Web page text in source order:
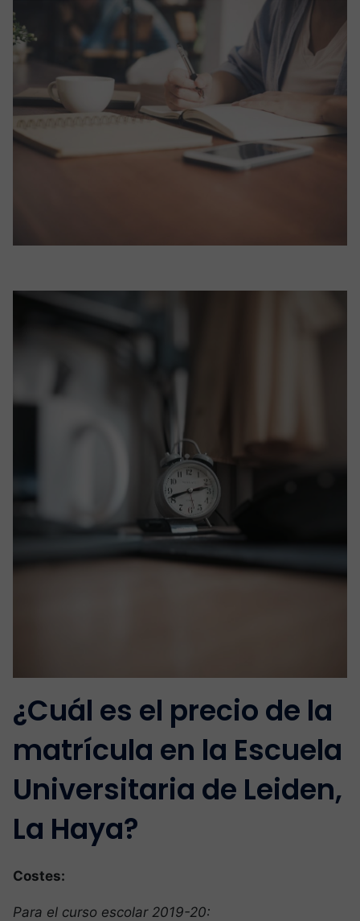
¿Cuál es el precio de la
matrícula en la Escuela
Universitaria de Leiden,
La Haya?
Costes:
Para el curso escolar 2019-20: